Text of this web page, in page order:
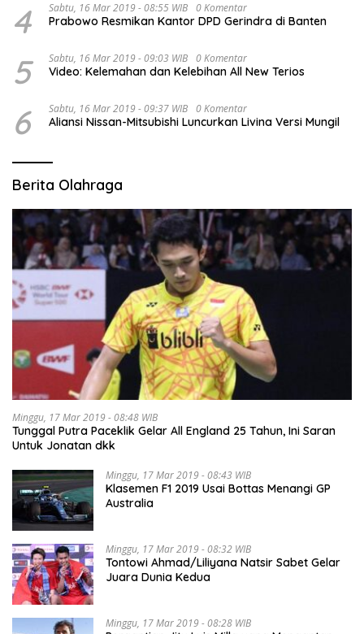
4 Sabtu, 16 Mar 2019 - 08:55 WIB 0 Komentar
Prabowo Resmikan Kantor DPD Gerindra di Banten
5 Sabtu, 16 Mar 2019 - 09:03 WIB 0 Komentar
Video: Kelemahan dan Kelebihan All New Terios
6 Sabtu, 16 Mar 2019 - 09:37 WIB 0 Komentar
Aliansi Nissan-Mitsubishi Luncurkan Livina Versi Mungil
Berita Olahraga
Minggu, 17 Mar 2019 - 08:48 WIB
Tunggal Putra Paceklik Gelar All England 25 Tahun, Ini Saran
Untuk Jonatan dkk
Minggu, 17 Mar 2019 - 08:43 WIB
Klasemen F1 2019 Usai Bottas Menangi GP
Australia
Minggu, 17 Mar 2019 - 08:32 WIB
Tontowi Ahmad/Liliyana Natsir Sabet Gelar
Juara Dunia Kedua
Minggu, 17 Mar 2019 - 08:28 WIB